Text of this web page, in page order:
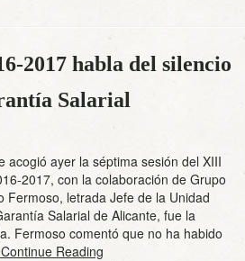
2017 habla del silencio
Salarial
acogió ayer la séptima sesión del XIII
2017, con la colaboración de Grupo
Fermoso, letrada Jefe de la Unidad
Salarial de Alicante, fue la
Fermoso comentó que no ha habido
Reading